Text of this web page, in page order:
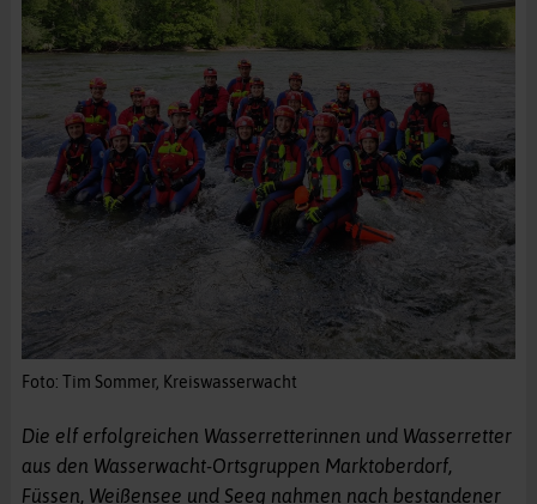
Foto: Tim Sommer, Kreiswasserwacht
Die elf erfolgreichen Wasserretterinnen und Wasserretter
aus den Wasserwacht-Ortsgruppen Marktoberdorf,
Füssen, Weißensee und Seeg nahmen nach bestandener